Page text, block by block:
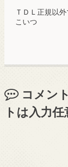
ＴＤＬ正規以
こいつ
コメン
トは入力任